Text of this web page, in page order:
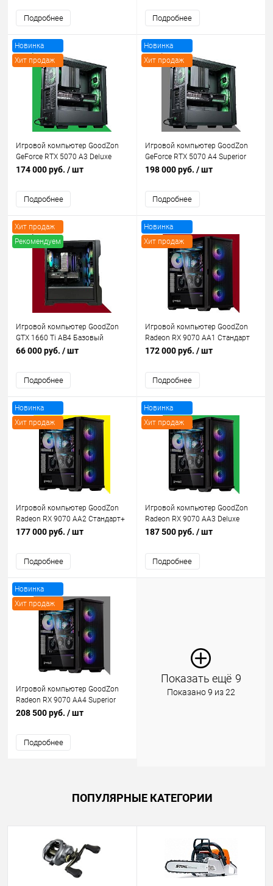
Подробнее Подробнее
Новинка
Хит продаж
Рекомендуем
Игровой компьютер GoodZon
GeForce RTX 5070 A3 Deluxe
174 000 руб. / шт
Подробнее
Новинка
Хит продаж
Рекомендуем
Игровой компьютер GoodZon
GeForce RTX 5070 A4 Superior
198 000 руб. / шт
Подробнее
Хит продаж
Рекомендуем
Игровой компьютер GoodZon
GTX 1660 Ti AB4 Базовый
66 000 руб. / шт
Подробнее
Новинка
Хит продаж
Рекомендуем
Игровой компьютер GoodZon
Radeon RX 9070 AA1 Стандарт
172 000 руб. / шт
Подробнее
Новинка
Хит продаж
Рекомендуем
Игровой компьютер GoodZon
Radeon RX 9070 AA2 Стандарт+
177 000 руб. / шт
Подробнее
Новинка
Хит продаж
Рекомендуем
Игровой компьютер GoodZon
Radeon RX 9070 AA3 Deluxe
187 500 руб. / шт
Подробнее
Новинка
Хит продаж
Рекомендуем
Игровой компьютер GoodZon
Radeon RX 9070 AA4 Superior
208 500 руб. / шт
Подробнее
Показать ещё 9
Показано 9 из 22
ПОПУЛЯРНЫЕ КАТЕГОРИИ